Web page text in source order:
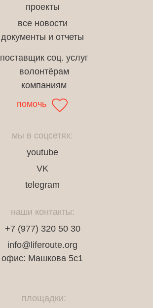
проекты
все новости
волонтёрам
компаниям
помочь
документы и отчеты
наши контакты:
+7 (977) 320 50 30
info@liferoute.org
поставщик соц. услуг
площадки:
мы в соцсетях:
youtube
VK
telegram
офис: Машкова 5с1